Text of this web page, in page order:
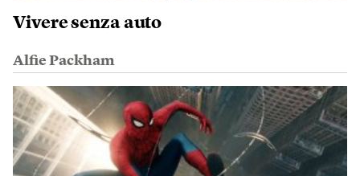
Vivere senza auto
Alfie Packham